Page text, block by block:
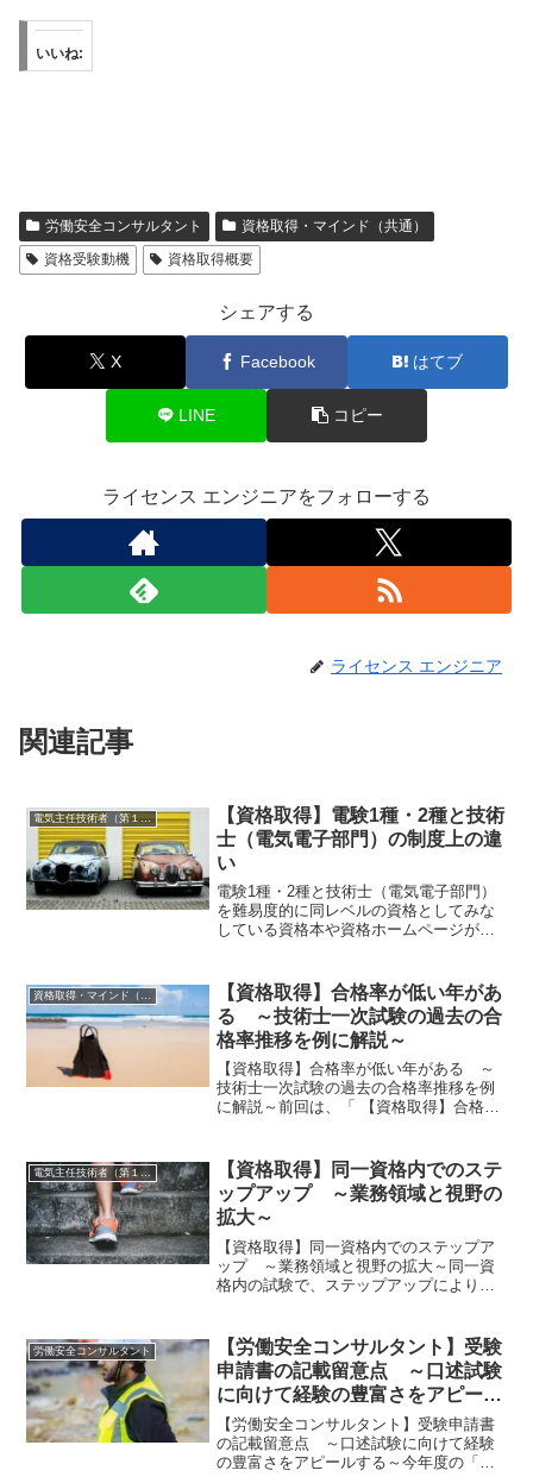
いいね:
労働安全コンサルタント
資格取得・マインド（共通）
資格受験動機
資格取得概要
シェアする
X Facebook はてブ
LINE コピー
ライセンス エンジニアをフォローする
ライセンス エンジニア
関連記事
電気主任技術者（第１種、２種、３種）
【資格取得】電験1種・2種と技術
士（電気電子部門）の制度上の違
い
電験1種・2種と技術士（電気電子部門）
を難易度的に同レベルの資格としてみな
している資格本や資格ホームページがあ
どピックアップし比較してみます。 １．
資格の所管電...
【資格取得】合格率が低い年があ
る ～技術士一次試験の過去の合
格率推移を例に解説～
【資格取得】合格率が低い年がある ～
技術士一次試験の過去の合格率推移を例
に解説～前回は、「 【資格取得】合格率
低い年がある」について、述べたいと思
います。まず、私の経験で...
電気主任技術者（第１種、２種、３種）
【資格取得】同一資格内でのステ
ップアップ ～業務領域と視野の
拡大～
【資格取得】同一資格内でのステップア
ップ ～業務領域と視野の拡大～同一資
格内の試験で、ステップアップにより業
備士乙種から甲種にステップアップする
ことにより、乙種...
労働安全コンサルタント
【労働安全コンサルタント】受験
申請書の記載留意点 ～口述試験
に向けて経験の豊富さをアピール
する～
【労働安全コンサルタント】受験申請書
の記載留意点 ～口述試験に向けて経験
の豊富さをアピールする～今年度の「労